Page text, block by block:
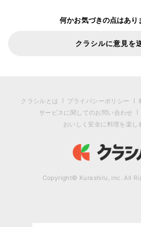
何かお気づきの点はあり
クラシルに意見を
クラシルとは プライバシーポリシー
サービスに関してのお問い合わせ
おいしく安全に料理を楽し
Copyright© Kurashiru, Inc. All